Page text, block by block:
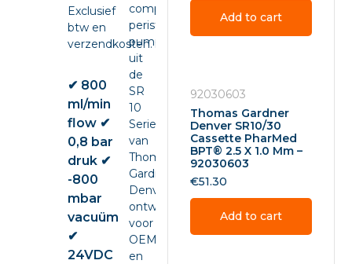
Exclusief
btw en
verzendkosten.
✔ 800
ml/min
flow ✔
0,8 bar
druk ✔
-800
mbar
vacuüm
✔
24VDC
compacte
peristaltic
pump
uit
de
SR
10
Series
van
Thomas
Gardner
Denver,
ontwikkeld
voor
OEM-
en
Add to cart
92030603
Thomas Gardner
Denver SR10/30
Cassette PharMed
BPT® 2.5 X 1.0 Mm –
92030603
€51.30
Add to cart